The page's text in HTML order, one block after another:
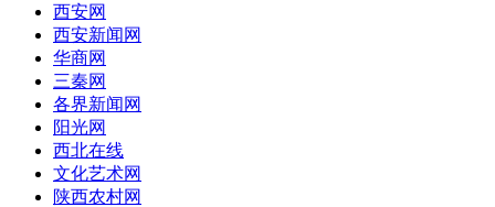
西安网
西安新闻网
华商网
三秦网
各界新闻网
阳光网
西北在线
文化艺术网
陕西农村网